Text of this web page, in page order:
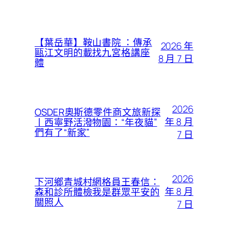
【葉岳華】鞍山書院 ：傳承
甌江文明的載找九宮格講座
體
2026 年
8 月 7 日
OSDER奧斯德零件商文旅新探
丨西寧野活潑物園：“年夜貓”
們有了“新家”
2026
年 8 月
7 日
下河鄉青城村網格員王春信：
森和診所體檢我是群眾平安的
關照人
2026
年 8 月
7 日